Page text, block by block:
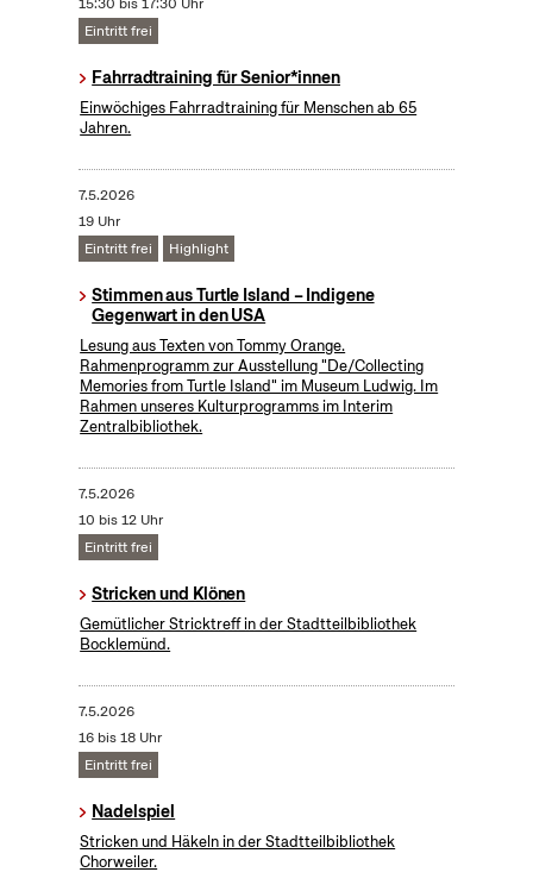
15:30 bis 17:30 Uhr
Eintritt frei
Fahrradtraining für Senior*innen
Einwöchiges Fahrradtraining für Menschen ab 65
Jahren.
7.5.2026
19 Uhr
Eintritt frei
Highlight
Stimmen aus Turtle Island – Indigene
Gegenwart in den USA
Lesung aus Texten von Tommy Orange.
Rahmenprogramm zur Ausstellung "De/Collecting
Memories from Turtle Island" im Museum Ludwig. Im
Rahmen unseres Kulturprogramms im Interim
Zentralbibliothek.
7.5.2026
10 bis 12 Uhr
Eintritt frei
Stricken und Klönen
Gemütlicher Stricktreff in der Stadtteilbibliothek
Bocklemünd.
7.5.2026
16 bis 18 Uhr
Eintritt frei
Nadelspiel
Stricken und Häkeln in der Stadtteilbibliothek
Chorweiler.